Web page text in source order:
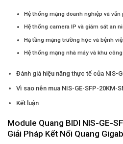
Hệ thống mạng doanh nghiệp và văn
Hệ thống camera IP và giám sát an
Hạ tầng mạng trường học và bệnh
Hệ thống mạng nhà máy và khu
Đánh giá hiệu năng thực tế của NIS-
Vì sao nên mua NIS-GE-SFP-20KM-
Kết luận
Module Quang BIDI NIS-GE-
Giải Pháp Kết Nối Quang